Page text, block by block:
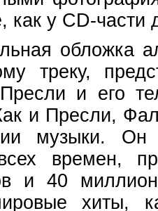
как у CD-части
обложка
треку,
и его
и Пресли,
музыки. Он
времен,
и 40
хиты,